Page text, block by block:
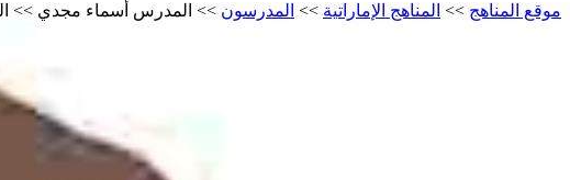
موقع المناهج >> المناهج الإماراتية >> المدرسون >> المدرس أسماء مجدي >>